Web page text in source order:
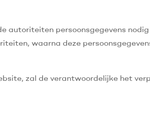
autoriteiten persoonsgegevens
waarna deze
zal de verantwoordelijke het